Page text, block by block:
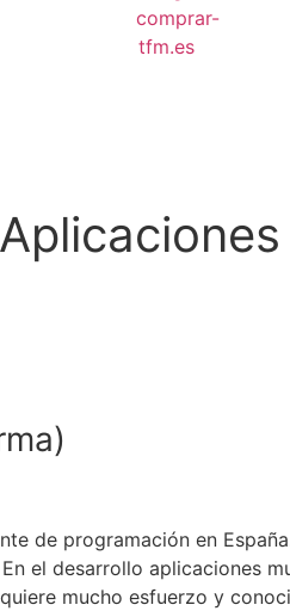
de programación en
el desarrollo aplicaciones
mucho esfuerzo y